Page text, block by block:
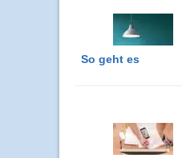
So geht es